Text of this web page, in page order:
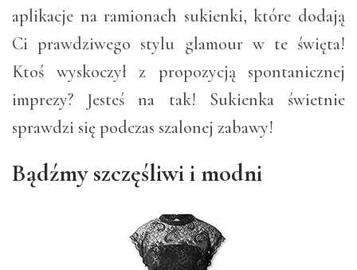
aplikacje na ramionach sukienki, które dodają
Ci prawdziwego stylu glamour w te święta!
Ktoś wyskoczył z propozycją spontanicznej
imprezy? Jesteś na tak! Sukienka świetnie
sprawdzi się podczas szalonej zabawy!
Bądźmy szczęśliwi i modni